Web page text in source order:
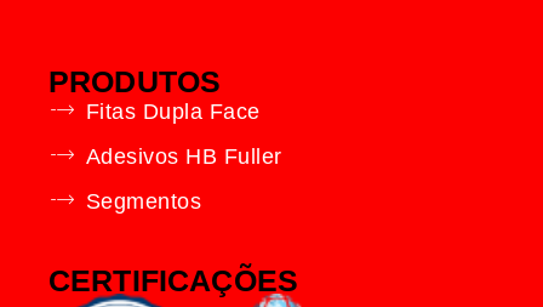
PRODUTOS
Fitas Dupla Face
Adesivos HB Fuller
Segmentos
CERTIFICAÇÕES